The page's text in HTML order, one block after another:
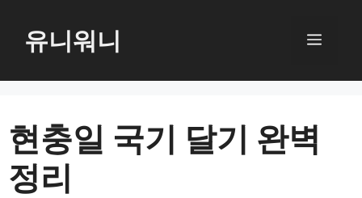
로
기
유니워니 메
현충일 국기 달기 완벽
정리